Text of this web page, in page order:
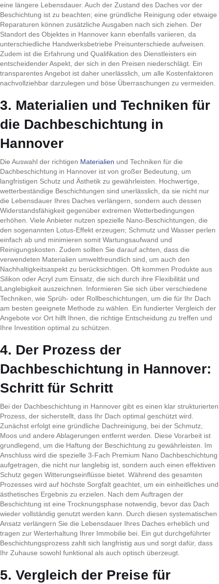
eine längere Lebensdauer. Auch der Zustand des Daches vor der
Beschichtung ist zu beachten; eine gründliche Reinigung oder etwaige
Reparaturen können zusätzliche Ausgaben nach sich ziehen. Der
Standort des Objektes in Hannover kann ebenfalls variieren, da
unterschiedliche Handwerksbetriebe Preisunterschiede aufweisen.
Zudem ist die Erfahrung und Qualifikation des Dienstleisters ein
entscheidender Aspekt, der sich in den Preisen niederschlägt. Ein
transparentes Angebot ist daher unerlässlich, um alle Kostenfaktoren
nachvollziehbar darzulegen und böse Überraschungen zu vermeiden.
3. Materialien und Techniken für
die Dachbeschichtung in
Hannover
Die Auswahl der richtigen Materialien und Techniken für die
Dachbeschichtung in Hannover ist von großer Bedeutung, um
langfristigen Schutz und Ästhetik zu gewährleisten. Hochwertige,
wetterbeständige Beschichtungen sind unerlässlich, da sie nicht nur
die Lebensdauer Ihres Daches verlängern, sondern auch dessen
Widerstandsfähigkeit gegenüber extremen Wetterbedingungen
erhöhen. Viele Anbieter nutzen spezielle Nano-Beschichtungen, die
den sogenannten Lotus-Effekt erzeugen; Schmutz und Wasser perlen
einfach ab und minimieren somit Wartungsaufwand und
Reinigungskosten. Zudem sollten Sie darauf achten, dass die
verwendeten Materialien umweltfreundlich sind, um auch den
Nachhaltigkeitsaspekt zu berücksichtigen. Oft kommen Produkte aus
Silikon oder Acryl zum Einsatz, die sich durch ihre Flexibilität und
Langlebigkeit auszeichnen. Informieren Sie sich über verschiedene
Techniken, wie Sprüh- oder Rollbeschichtungen, um die für Ihr Dach
am besten geeignete Methode zu wählen. Ein fundierter Vergleich der
Angebote vor Ort hilft Ihnen, die richtige Entscheidung zu treffen und
Ihre Investition optimal zu schützen.
4. Der Prozess der
Dachbeschichtung in Hannover:
Schritt für Schritt
Bei der Dachbeschichtung in Hannover gibt es einen klar strukturierten
Prozess, der sicherstellt, dass Ihr Dach optimal geschützt wird.
Zunächst erfolgt eine gründliche Dachreinigung, bei der Schmutz,
Moos und andere Ablagerungen entfernt werden. Diese Vorarbeit ist
grundlegend, um die Haftung der Beschichtung zu gewährleisten. Im
Anschluss wird die spezielle 3-Fach Premium Nano Dachbeschichtung
aufgetragen, die nicht nur langlebig ist, sondern auch einen effektiven
Schutz gegen Witterungseinflüsse bietet. Während des gesamten
Prozesses wird auf höchste Sorgfalt geachtet, um ein einheitliches und
ästhetisches Ergebnis zu erzielen. Nach dem Auftragen der
Beschichtung ist eine Trocknungsphase notwendig, bevor das Dach
wieder vollständig genutzt werden kann. Durch diesen systematischen
Ansatz verlängern Sie die Lebensdauer Ihres Daches erheblich und
tragen zur Werterhaltung Ihrer Immobilie bei. Ein gut durchgeführter
Beschichtungsprozess zahlt sich langfristig aus und sorgt dafür, dass
Ihr Zuhause sowohl funktional als auch optisch überzeugt.
5. Vergleich der Preise für